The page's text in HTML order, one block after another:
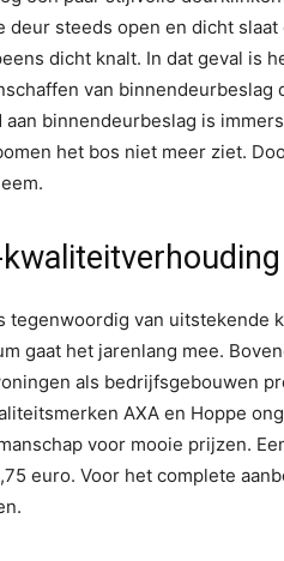
deur steeds open en dicht
dicht knalt. In dat geval is
van
aan binnendeurbeslag is
het bos niet meer ziet.
tegenwoordig van uitstekende
gaat het jarenlang mee.
als bedrijfsgebouwen
AXA en Hoppe
voor mooie prijzen.
euro. Voor het complete